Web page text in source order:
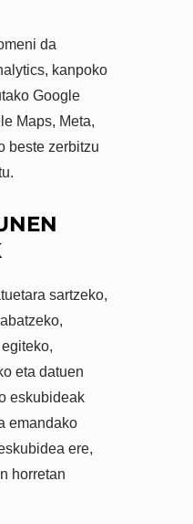
da
kanpoko
Google
Maps, Meta,
beste zerbitzu
sartzeko,
eta datuen
eskubideak
emandako
ere,
horretan